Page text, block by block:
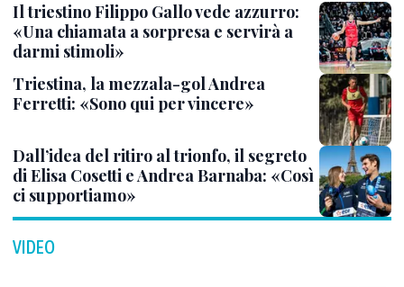
Il triestino Filippo Gallo vede azzurro:
«Una chiamata a sorpresa e servirà a
darmi stimoli»
Triestina, la mezzala-gol Andrea
Ferretti: «Sono qui per vincere»
Dall’idea del ritiro al trionfo, il segreto
di Elisa Cosetti e Andrea Barnaba: «Così
ci supportiamo»
VIDEO